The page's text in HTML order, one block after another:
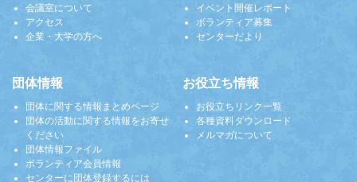
会議室について
アクセス
企業・大学の方へ
イベント開催レポート
ボランティア募集
センターだより
団体情報
団体に関する情報まとめページ
団体の活動に関する情報をお寄せ
ください
団体情報ファイル
ボランティア会員情報
センターに団体登録するには
お役立ち情報
お役立ちリンク一覧
各種資料ダウンロード
メルマガについて